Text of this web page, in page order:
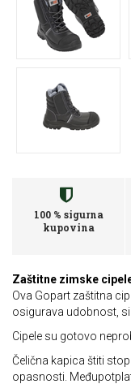
100 % sigurna
kupovina
Zaštitne zimske
Ova Gopart zaštitna
osigurava udobnost,
Cipele su gotovo
Čelična kapica štiti
opasnosti.